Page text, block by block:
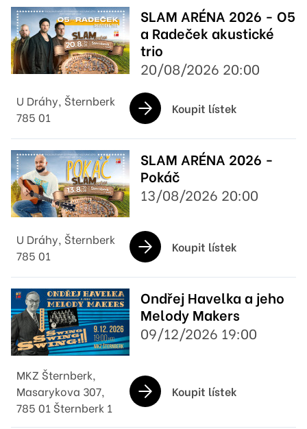
SLAM ARÉNA 2026 - O5
a Radeček akustické
trio
20/08/2026 20:00
U Dráhy, Šternberk
785 01
Koupit lístek
SLAM ARÉNA 2026 -
Pokáč
13/08/2026 20:00
U Dráhy, Šternberk
785 01
Koupit lístek
Ondřej Havelka a jeho
Melody Makers
09/12/2026 19:00
MKZ Šternberk,
Masarykova 307,
785 01 Šternberk 1
Koupit lístek